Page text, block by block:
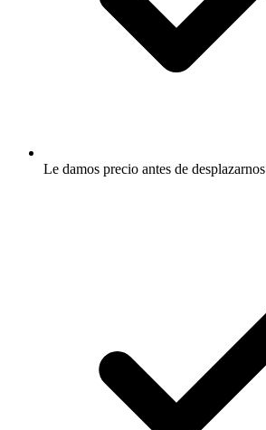
Le damos precio antes de desplazarnos